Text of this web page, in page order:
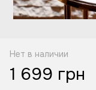
Нет в наличии
1 699 грн